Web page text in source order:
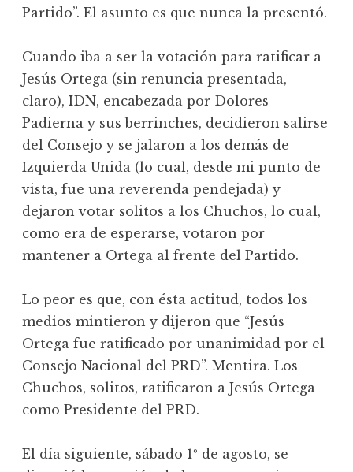
Partido”. El asunto es que nunca la presentó.
Cuando iba a ser la votación para ratificar a
Jesús Ortega (sin renuncia presentada,
claro), IDN, encabezada por Dolores
Padierna y sus berrinches, decidieron salirse
del Consejo y se jalaron a los demás de
Izquierda Unida (lo cual, desde mi punto de
vista, fue una reverenda pendejada) y
dejaron votar solitos a los Chuchos, lo cual,
como era de esperarse, votaron por
mantener a Ortega al frente del Partido.
Lo peor es que, con ésta actitud, todos los
medios mintieron y dijeron que “Jesús
Ortega fue ratificado por unanimidad por el
Consejo Nacional del PRD”. Mentira. Los
Chuchos, solitos, ratificaron a Jesús Ortega
como Presidente del PRD.
El día siguiente, sábado 1º de agosto, se